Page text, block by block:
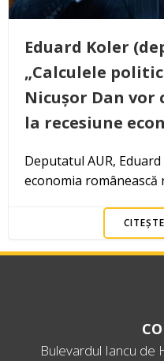
Eduard Koler
„Calculele
Nicușor Dan vor
la recesiune
Deputatul AUR,
economia românească
Bulevardul Iancu de